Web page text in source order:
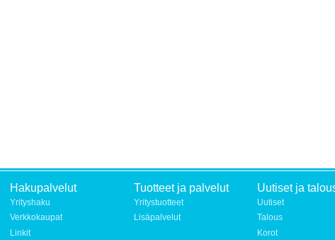
Hakupalvelut
Yrityshaku
Verkkokaupat
Linkit
Tuotteet ja palvelut
Yritystuotteet
Lisäpalvelut
Uutiset ja
Uutiset
Talous
Korot